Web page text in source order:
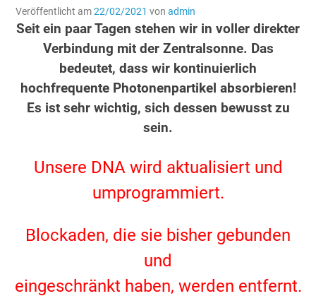
Veröffentlicht am22/02/2021 von admin
Seit ein paar Tagen stehen wir in voller direkter
Verbindung mit der Zentralsonne. Das
bedeutet, dass wir kontinuierlich
hochfrequente Photonenpartikel absorbieren!
Es ist sehr wichtig, sich dessen bewusst zu
sein.
Unsere DNA wird aktualisiert und
umprogrammiert.
Blockaden, die sie bisher gebunden
und
eingeschränkt haben, werden entfernt.